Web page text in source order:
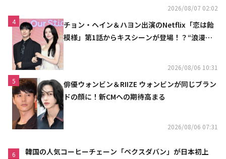
2026/08/07 02:02
4
チョン・ヘイン＆ハヨン出演のNetflix「恋は飴
模様」第1話からキスシーンが登場！？“浪漫と
2026/08/06 10:31
5
俳優ウォンビン＆RIIZE ウォンビンが同じブラン
ドの顔に！新CMへの期待高まる
2026/08/06 07:31
6
韓国の人気コーヒーチェーン「ペクスダバン」が日本初上